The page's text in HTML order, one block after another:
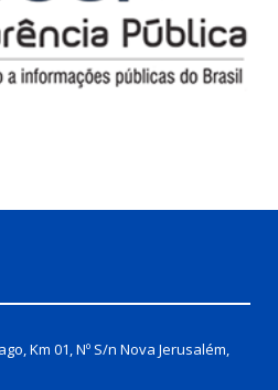
Km 01, Nº S/n Nova Jerusalém,